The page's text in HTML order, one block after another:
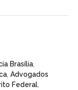
Brasília
Advogados
Federal